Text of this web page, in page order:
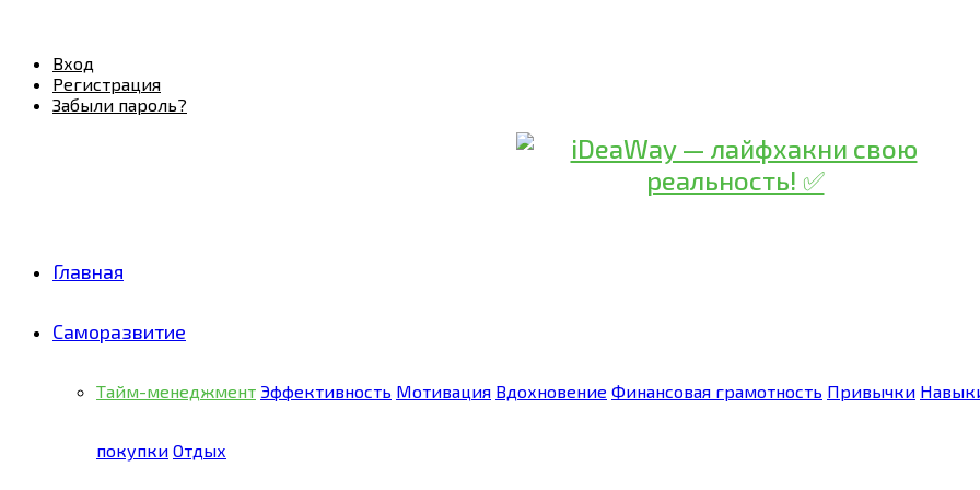
Вход
Регистрация
Забыли пароль?
Главная
Саморазвитие
Тайм-менеджмент Эффективность Мотивация Вдохновение Финансовая грамотность Привычки
покупки Отдых